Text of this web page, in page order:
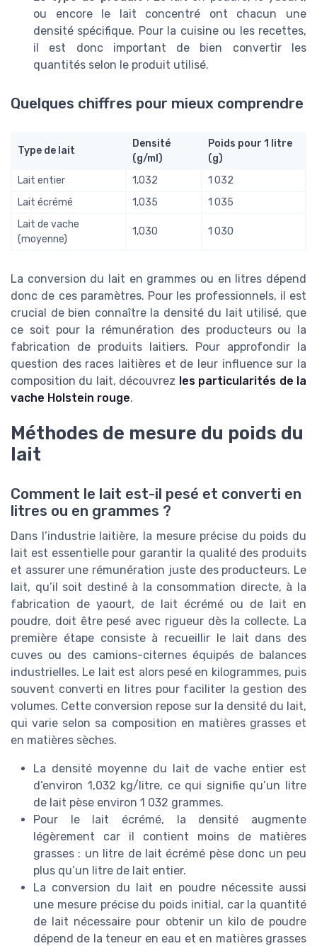
ou encore le lait concentré ont chacun une
densité spécifique. Pour la cuisine ou les recettes,
il est donc important de bien convertir les
quantités selon le produit utilisé.
Quelques chiffres pour mieux comprendre
Type de lait
Densité
(g/ml)
Poids pour 1 litre
(g)
Lait entier
1,032
1 032
Lait écrémé
1,035
1 035
Lait de vache
(moyenne)
1,030 1 030
La conversion du lait en grammes ou en litres dépend
donc de ces paramètres. Pour les professionnels, il est
crucial de bien connaître la densité du lait utilisé, que
ce soit pour la rémunération des producteurs ou la
fabrication de produits laitiers. Pour approfondir la
question des races laitières et de leur influence sur la
composition du lait, découvrez les particularités de la
vache Holstein rouge.
Méthodes de mesure du poids du
lait
Comment le lait est-il pesé et converti en
litres ou en grammes ?
Dans l’industrie laitière, la mesure précise du poids du
lait est essentielle pour garantir la qualité des produits
et assurer une rémunération juste des producteurs. Le
lait, qu’il soit destiné à la consommation directe, à la
fabrication de yaourt, de lait écrémé ou de lait en
poudre, doit être pesé avec rigueur dès la collecte. La
première étape consiste à recueillir le lait dans des
cuves ou des camions-citernes équipés de balances
industrielles. Le lait est alors pesé en kilogrammes, puis
souvent converti en litres pour faciliter la gestion des
volumes. Cette conversion repose sur la densité du lait,
qui varie selon sa composition en matières grasses et
en matières sèches.
La densité moyenne du lait de vache entier est
d’environ 1,032 kg/litre, ce qui signifie qu’un litre
de lait pèse environ 1 032 grammes.
Pour le lait écrémé, la densité augmente
légèrement car il contient moins de matières
grasses : un litre de lait écrémé pèse donc un peu
plus qu’un litre de lait entier.
La conversion du lait en poudre nécessite aussi
une mesure précise du poids initial, car la quantité
de lait nécessaire pour obtenir un kilo de poudre
dépend de la teneur en eau et en matières grasses